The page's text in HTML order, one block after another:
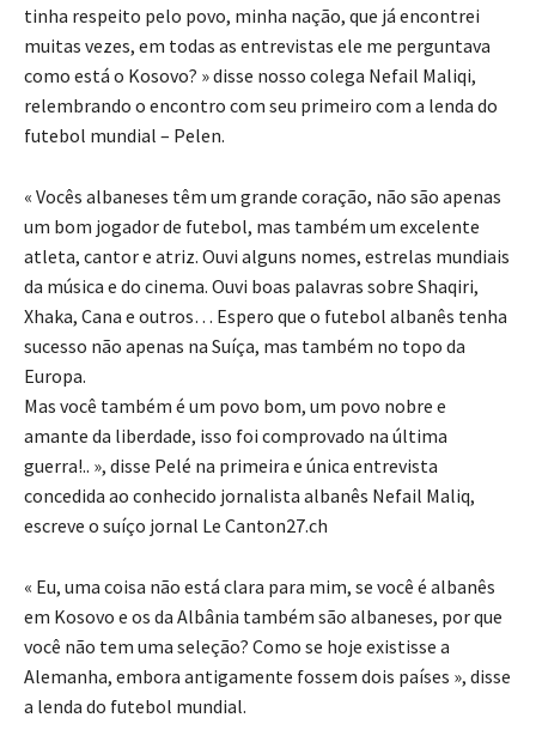
tinha respeito pelo povo, minha nação, que já encontrei
muitas vezes, em todas as entrevistas ele me perguntava
como está o Kosovo? » disse nosso colega Nefail Maliqi,
relembrando o encontro com seu primeiro com a lenda do
futebol mundial – Pelen.
« Vocês albaneses têm um grande coração, não são apenas
um bom jogador de futebol, mas também um excelente
atleta, cantor e atriz. Ouvi alguns nomes, estrelas mundiais
da música e do cinema. Ouvi boas palavras sobre Shaqiri,
Xhaka, Cana e outros… Espero que o futebol albanês tenha
sucesso não apenas na Suíça, mas também no topo da
Europa.
Mas você também é um povo bom, um povo nobre e
amante da liberdade, isso foi comprovado na última
guerra!.. », disse Pelé na primeira e única entrevista
concedida ao conhecido jornalista albanês Nefail Maliq,
escreve o suíço jornal Le Canton27.ch
« Eu, uma coisa não está clara para mim, se você é albanês
em Kosovo e os da Albânia também são albaneses, por que
você não tem uma seleção? Como se hoje existisse a
Alemanha, embora antigamente fossem dois países », disse
a lenda do futebol mundial.